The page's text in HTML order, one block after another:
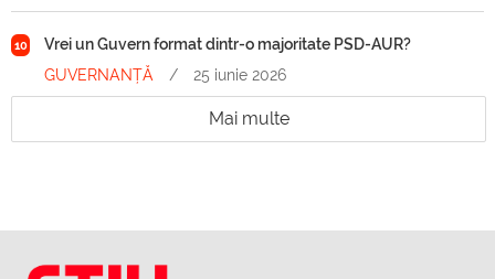
10
Vrei un Guvern format dintr-o majoritate PSD-AUR?
GUVERNANȚĂ
/ 25 iunie 2026
Mai multe